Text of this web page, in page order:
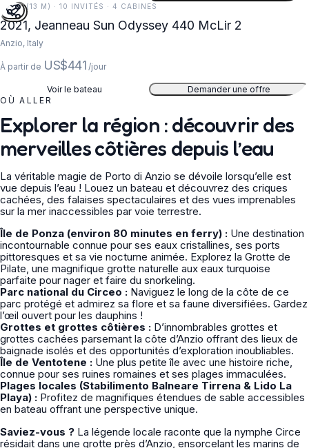
43 FT (13 M) · 10 INVITÉS · 4 CABINES
2021, Jeanneau Sun Odyssey 440 McLir 2
Anzio, Italy
À partir de US$441 /jour
Voir le bateau
Demander une offre
OÙ ALLER
Explorer la région : découvrir des
merveilles côtières depuis l’eau
La véritable magie de Porto di Anzio se dévoile lorsqu’elle est
vue depuis l’eau ! Louez un bateau et découvrez des criques
cachées, des falaises spectaculaires et des vues imprenables
sur la mer inaccessibles par voie terrestre.
Île de Ponza (environ 80 minutes en ferry) : Une destination
incontournable connue pour ses eaux cristallines, ses ports
pittoresques et sa vie nocturne animée. Explorez la Grotte de
Pilate, une magnifique grotte naturelle aux eaux turquoise
parfaite pour nager et faire du snorkeling.
Parc national du Circeo : Naviguez le long de la côte de ce
parc protégé et admirez sa flore et sa faune diversifiées. Gardez
l’œil ouvert pour les dauphins !
Grottes et grottes côtières : D’innombrables grottes et
grottes cachées parsemant la côte d’Anzio offrant des lieux de
baignade isolés et des opportunités d’exploration inoubliables.
Île de Ventotene : Une plus petite île avec une histoire riche,
connue pour ses ruines romaines et ses plages immaculées.
Plages locales (Stabilimento Balneare Tirrena & Lido La
Playa) : Profitez de magnifiques étendues de sable accessibles
en bateau offrant une perspective unique.
Saviez-vous ? La légende locale raconte que la nymphe Circe
résidait dans une grotte près d’Anzio, ensorcelant les marins de